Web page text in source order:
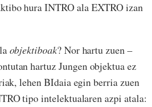
hura INTRO ala EXTRO izan
objektiboak? Nor hartu zuen –
hartuz Jungen objektua ez
lehen BIdaia egin berria zuen
tipo intelektualaren azpi atala: